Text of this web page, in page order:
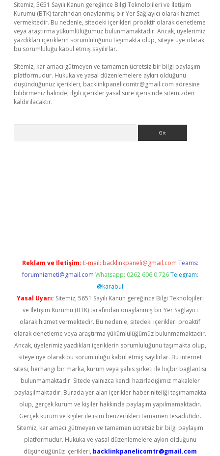
Sitemiz, 5651 Sayılı Kanun gereğince Bilgi Teknolojileri ve İletişim
Kurumu (BTK) tarafından onaylanmış bir Yer Sağlayıcı olarak hizmet
vermektedir. Bu nedenle, sitedeki içerikleri proaktif olarak denetleme
veya araştırma yükümlülüğümüz bulunmamaktadır. Ancak, üyelerimiz
yazdıkları içeriklerin sorumluluğunu taşımakta olup, siteye üye olarak
bu sorumluluğu kabul etmiş sayılırlar.
Sitemiz, kar amacı gütmeyen ve tamamen ücretsiz bir bilgi paylaşım
platformudur. Hukuka ve yasal düzenlemelere aykırı olduğunu
düşündüğünüz içerikleri, backlinkpanelicomtr@gmail.com adresine
bildirmeniz halinde, ilgili içerikler yasal süre içerisinde sitemizden
kaldırılacaktır.
Reklam ve İletişim: E-mail: backlinkpaneli@gmail.com Teams:
forumhizmeti@gmail.com Whatsapp: 0262 606 0 726 Telegram:
@karabul
Yasal Uyarı: Sitemiz, 5651 Sayılı Kanun gereğince Bilgi Teknolojileri
ve İletişim Kurumu (BTK) tarafından onaylanmış bir Yer Sağlayıcı
olarak hizmet vermektedir. Bu nedenle, sitedeki içerikleri proaktif
olarak denetleme veya araştırma yükümlülüğümüz bulunmamaktadır.
Ancak, üyelerimiz yazdıkları içeriklerin sorumluluğunu taşımakta olup,
siteye üye olarak bu sorumluluğu kabul etmiş sayılırlar. Bu internet
sitesi, herhangi bir marka, kurum veya şahıs şirketi ile hiçbir bağlantısı
bulunmamaktadır. Sitede yalnızca kendi hazırladığımız makaleler
paylaşılmaktadır. Burada yer alan içerikler haber niteliği taşımamakta
olup, gerçek kurum ve kişiler hakkında paylaşım yapılmamaktadır.
Gerçek kurum ve kişiler ile isim benzerlikleri tamamen tesadüfidir.
Sitemiz, kar amacı gütmeyen ve tamamen ücretsiz bir bilgi paylaşım
platformudur. Hukuka ve yasal düzenlemelere aykırı olduğunu
düşündüğünüz içerikleri, backlinkpanelicomtr@gmail.com